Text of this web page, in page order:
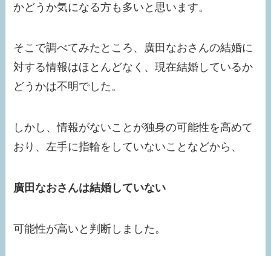
かどうか気になる方も多いと思います。
そこで調べてみたところ、廣田なおさんの結婚に
対する情報はほとんどなく、現在結婚しているか
どうかは不明でした。
しかし、情報がないことが独身の可能性を高めて
おり、左手に指輪をしていないことなどから、
廣田なおさんは結婚していない
可能性が高いと判断しました。